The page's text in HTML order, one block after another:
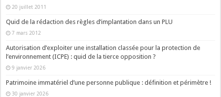
20 juillet 2011
Quid de la rédaction des règles d’implantation dans un PLU
7 mars 2012
Autorisation d’exploiter une installation classée pour la protection de
l’environnement (ICPE) : quid de la tierce opposition ?
9 janvier 2026
Patrimoine immatériel d’une personne publique : définition et périmètre !
30 janvier 2026